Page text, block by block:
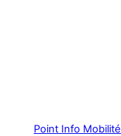
Point Info Mobilité